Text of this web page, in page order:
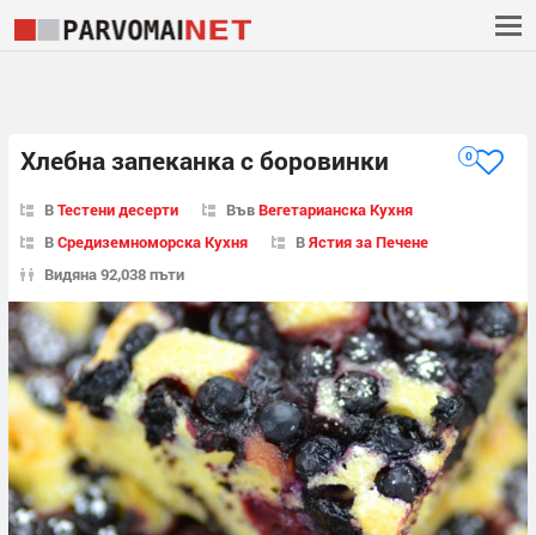
Хлебна запеканка с боровинки 0
ВТестени десерти ВъвВегетарианска Кухня
ВСредиземноморска Кухня ВЯстия за Печене
Видяна 92,038 пъти